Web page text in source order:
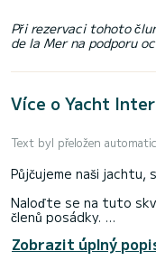
Při rezervaci tohoto
de la Mer na podporu
Více o Yacht
Text byl přeložen
Půjčujeme naši jachtu,
Naloďte se na tuto
členů posádky.
5 kajut je rezervováno
postelí a samostatnými
Zobrazit úplný